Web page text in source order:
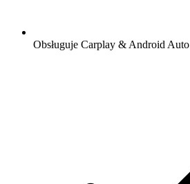
Obsługuje Carplay & Android Auto